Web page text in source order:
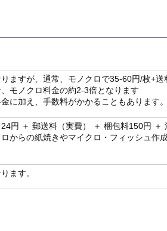
ますが、通常、モノクロで35-60円/枚+送
モノクロ料金の約2-3倍となります
に加え、手数料がかかることもあります。
円 ＋ 郵送料（実費） ＋ 梱包料150円 ＋
からの紙焼きやマイクロ・フィッシュ作
ます。